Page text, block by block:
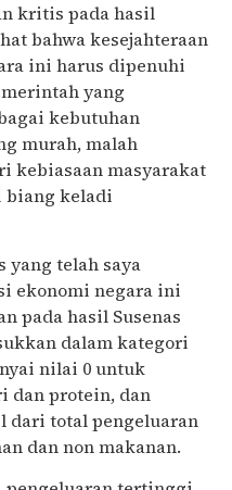
kritis pada hasil
bahwa kesejahteraan
ini harus dipenuhi
yang
kebutuhan
murah, malah
kebiasaan masyarakat
biang keladi
yang telah saya
ekonomi negara ini
pada hasil Susenas
dalam kategori
nilai 0 untuk
dan protein, dan
dari total pengeluaran
dan non makanan.